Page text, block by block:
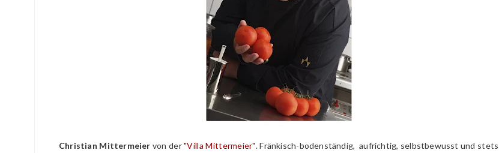
Christian Mittermeier von der"Villa Mittermeier". Fränkisch-bodenständig, aufrichtig, selbstbewusst und stets